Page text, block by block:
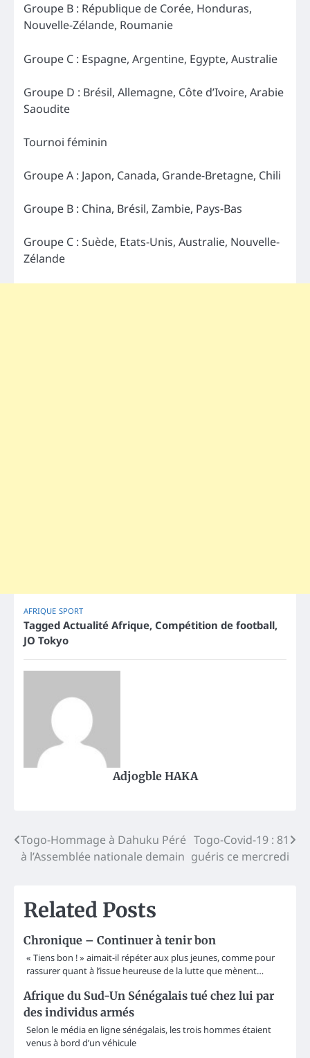
Groupe B : République de Corée, Honduras,
Nouvelle-Zélande, Roumanie
Groupe C : Espagne, Argentine, Egypte, Australie
Groupe D : Brésil, Allemagne, Côte d’Ivoire, Arabie
Saoudite
Tournoi féminin
Groupe A : Japon, Canada, Grande-Bretagne, Chili
Groupe B : China, Brésil, Zambie, Pays-Bas
Groupe C : Suède, Etats-Unis, Australie, Nouvelle-
Zélande
AFRIQUE SPORT
Tagged Actualité Afrique, Compétition de football,
JO Tokyo
Adjogble HAKA
Post
navigation
Togo-Hommage à Dahuku Péré
à l’Assemblée nationale demain
Togo-Covid-19 : 81
guéris ce mercredi
Related Posts
Chronique – Continuer à tenir bon
« Tiens bon ! » aimait-il répéter aux plus jeunes, comme pour
rassurer quant à l’issue heureuse de la lutte que mènent…
Afrique du Sud-Un Sénégalais tué chez lui par
des individus armés
Selon le média en ligne sénégalais, les trois hommes étaient
venus à bord d’un véhicule